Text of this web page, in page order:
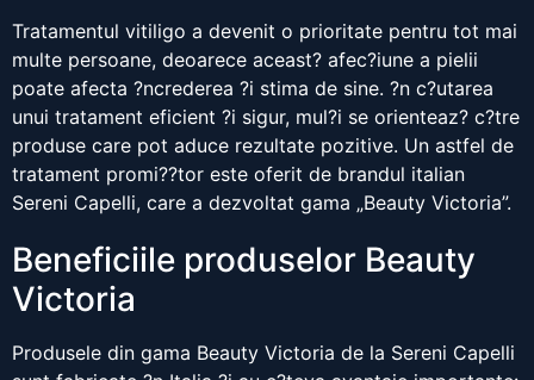
Tratamentul vitiligo a devenit o prioritate pentru tot mai
multe persoane, deoarece aceast? afec?iune a pielii
poate afecta ?ncrederea ?i stima de sine. ?n c?utarea
unui tratament eficient ?i sigur, mul?i se orienteaz? c?tre
produse care pot aduce rezultate pozitive. Un astfel de
tratament promi??tor este oferit de brandul italian
Sereni Capelli, care a dezvoltat gama „Beauty Victoria”.
Beneficiile produselor Beauty
Victoria
Produsele din gama Beauty Victoria de la Sereni Capelli